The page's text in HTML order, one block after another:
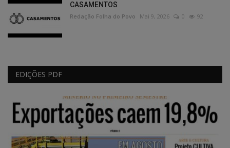
CASAMENTOS
Redação Folha do Povo Mai 9, 2026 0 92
EDIÇÕES PDF